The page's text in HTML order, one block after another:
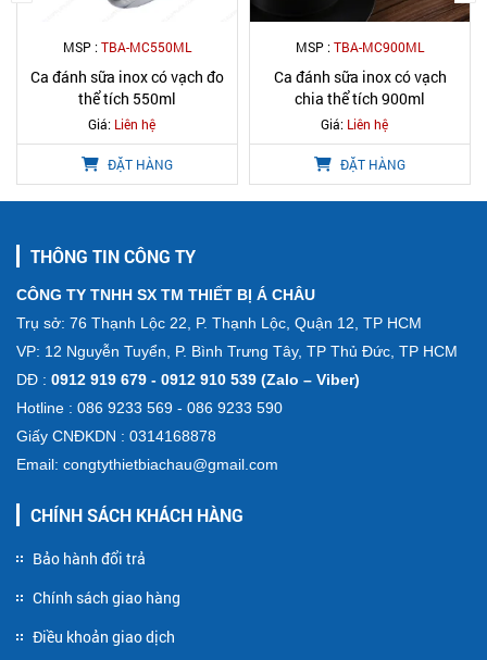
MSP :TBA-MC550ML
Ca đánh sữa inox có vạch đo
thể tích 550ml
Giá: Liên hệ
ĐẶT HÀNG
MSP :TBA-MC900ML
Ca đánh sữa inox có vạch
chia thể tích 900ml
Giá: Liên hệ
ĐẶT HÀNG
THÔNG TIN CÔNG TY
CÔNG TY TNHH SX TM THIẾT BỊ Á CHÂU
Trụ sở: 76 Thạnh Lộc 22, P. Thạnh Lộc, Quận 12, TP HCM
VP: 12 Nguyễn Tuyển, P. Bình Trưng Tây, TP Thủ Đức, TP HCM
DĐ : 0912 919 679 - 0912 910 539 (Zalo – Viber)
Hotline : 086 9233 569 - 086 9233 590
Giấy CNĐKDN : 0314168878
Email: congtythietbiachau@gmail.com
CHÍNH SÁCH KHÁCH HÀNG
Bảo hành đổi trả
Chính sách giao hàng
Điều khoản giao dịch